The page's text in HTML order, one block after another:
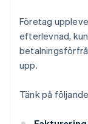
Företag
efterlevnad,
upp.
Tänk på